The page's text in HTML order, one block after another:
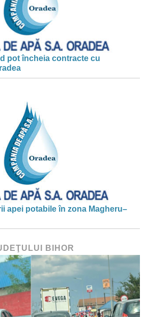
pot încheia contracte cu
apei potabile în zona Magheru–
BIHOR